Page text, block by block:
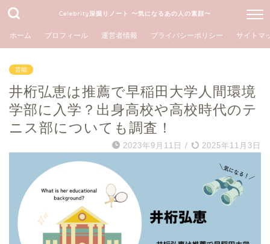
Celebrity深掘りノート 〜気になるあの人の素顔〜
ホーム プロフィール 運営者情報 プライバシーポリシー サイトマ
芸能
井桁弘恵は推薦で早稲田大学人間環境
学部に入学？出身高校や高校時代のテ
ニス部についても調査！
2023年9月11日 / 2025年11月3日